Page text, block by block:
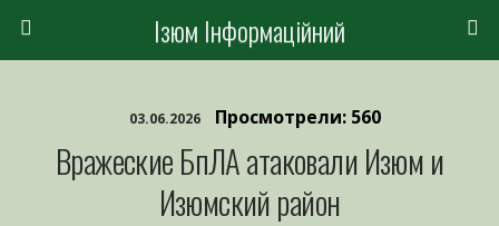
Ізюм Інформаційний
03.06.2026 Просмотрели: 560
Вражеские БпЛА атаковали Изюм и
Изюмский район